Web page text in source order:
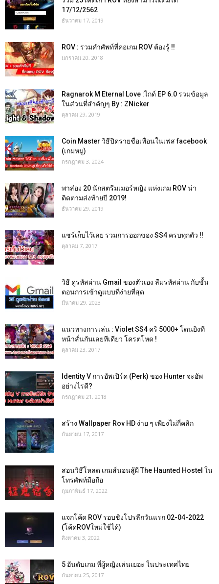
17/12/2562
ธันวาคม 17, 2019
ROV : รวมคำศัพท์ที่คอเกม ROV ต้องรู้ !!
มกราคม 20, 2018
Ragnarok M Eternal Love :ไกด์ EP 6.0 รวมข้อมูล
ในส่วนที่สำคัญๆ By : ZNicker
ตุลาคม 29, 2019
Coin Master วิธีปิดรายชื่อเพื่อนในเฟส facebook
(เกมหมู)
กรกฎาคม 3, 2024
พาส่อง 20 นักสตรีมเมอร์หญิง แห่งเกม ROV น่า
ติดตามส่งท้ายปี 2019!
ธันวาคม 29, 2019
แชร์เก็บไว้เลย รวมการออกของ SS4 ครบทุกตัว !!
ตุลาคม 7, 2017
วิธี ดูรหัสผ่าน Gmail ของตัวเอง ลืมรหัสผ่าน กับขั้น
ตอนการเข้าดูแบบที่ง่ายที่สุด
มีนาคม 29, 2023
แนวทางการเล่น : Violet SS4 คริ 5000+ โดนยิงที
หน้าสั่นกันเลยทีเดียว โครตโหด !
ตุลาคม 23, 2017
Identity V การอัพเปิร์ค (Perk) ของ Hunter จะอัพ
อย่างไรดี?
กรกฎาคม 21, 2018
สร้าง Wallpaper Rov HD ง่าย ๆ เพียงไม่กี่คลิก
กันยายน 17, 2017
สอนวิธีโหลด เกมส์นอนสู้ผี The Haunted Hostel ใน
โทรศัพท์มือถือ
กุมภาพันธ์ 17, 2022
แจกโค้ด ROV รอบชิงโปรลีกวันแรก 02-04-2022
(โค้ดROVใหม่ใช้ได้)
สิงหาคม 3, 2022
5 อันดับเกม ที่ผู้หญิงเล่นเยอะ ในประเทศไทย
กันยายน 25, 2017